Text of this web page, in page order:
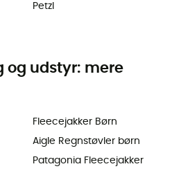
Petzl
og udstyr: mere
Fleecejakker Børn
Aigle Regnstøvler børn
Patagonia Fleecejakker